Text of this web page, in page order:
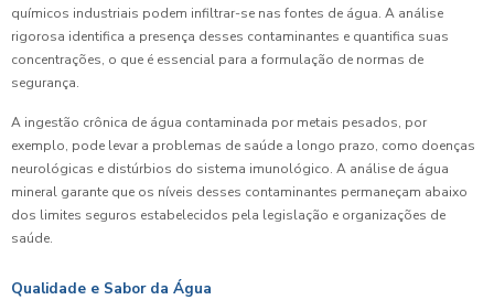
químicos industriais podem infiltrar-se nas fontes de água. A análise
rigorosa identifica a presença desses contaminantes e quantifica suas
concentrações, o que é essencial para a formulação de normas de
segurança.
A ingestão crônica de água contaminada por metais pesados, por
exemplo, pode levar a problemas de saúde a longo prazo, como doenças
neurológicas e distúrbios do sistema imunológico. A análise de água
mineral garante que os níveis desses contaminantes permaneçam abaixo
dos limites seguros estabelecidos pela legislação e organizações de
saúde.
Qualidade e Sabor da Água